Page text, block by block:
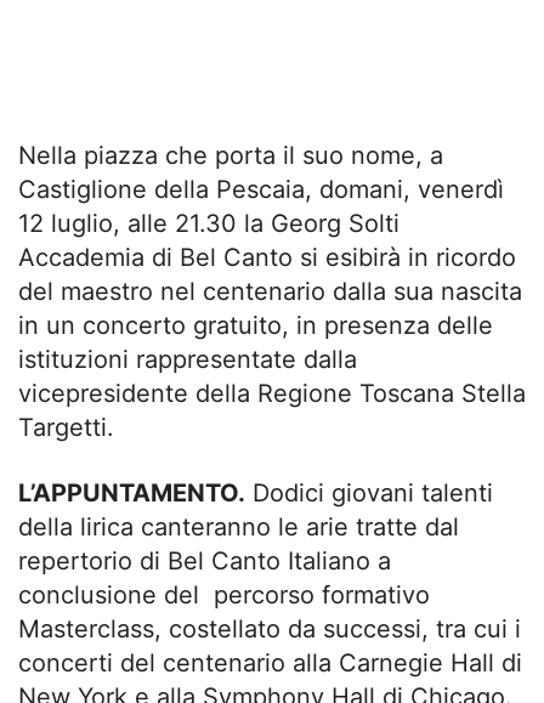
Nella piazza che porta il suo nome, a
Castiglione della Pescaia, domani, venerdì
12 luglio, alle 21.30 la Georg Solti
Accademia di Bel Canto si esibirà in ricordo
del maestro nel centenario dalla sua nascita
in un concerto gratuito, in presenza delle
istituzioni rappresentate dalla
vicepresidente della Regione Toscana Stella
Targetti.
L’APPUNTAMENTO. Dodici giovani talenti
della lirica canteranno le arie tratte dal
repertorio di Bel Canto Italiano a
conclusione del percorso formativo
Masterclass, costellato da successi, tra cui i
concerti del centenario alla Carnegie Hall di
New York e alla Symphony Hall di Chicago.